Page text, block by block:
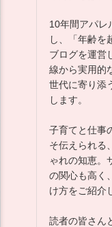
10年間アパレ
し、「年齢を
ブログを運営
線から実用的
世代に寄り添
します。
子育てと仕事
そ伝えられる
ゃれの知恵。
の関心も高く
け方をご紹介
読者の皆さん